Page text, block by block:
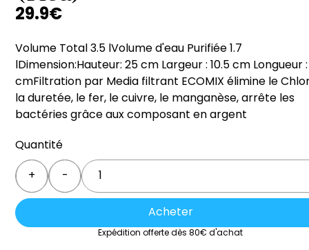
29.9€
Volume Total 3.5 lVolume d'eau Purifiée 1.7
lDimension:Hauteur: 25 cm Largeur : 10.5 cm Longueur
cmFiltration par Media filtrant ECOMIX élimine le
la duretée, le fer, le cuivre, le manganèse, arrête les
bactéries grâce aux composant en argent
Quantité
+ -
Quantity
Acheter
Expédition offerte dès 80€ d'achat